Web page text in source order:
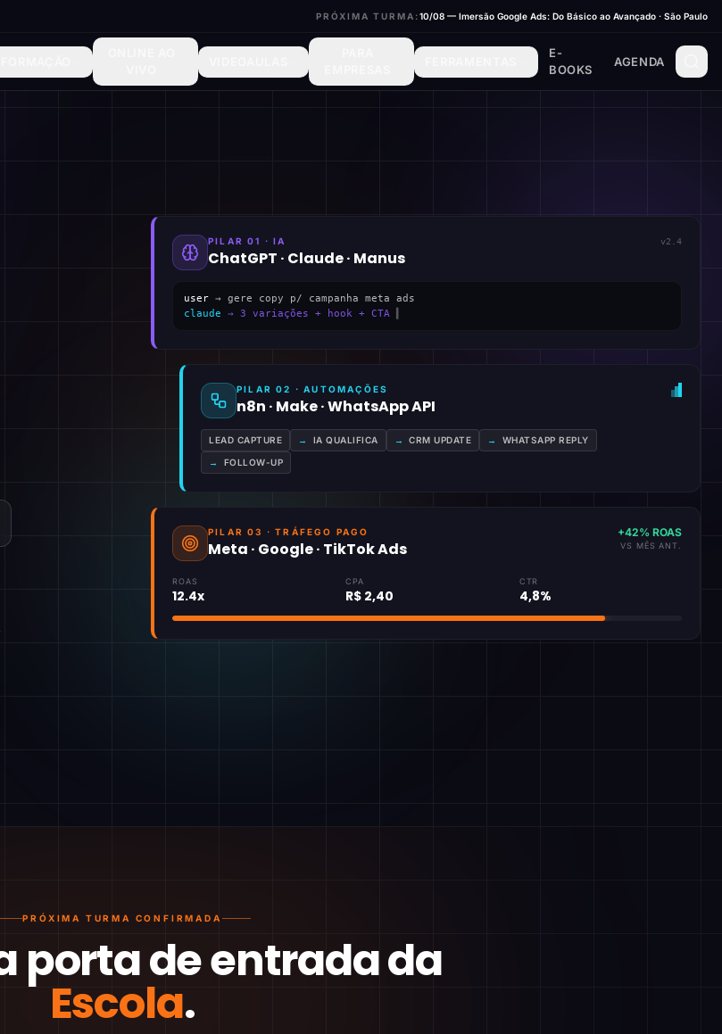
PRÓXIMA TURMA:10/08 — Imersão Google Ads: Do Básico ao Avançado · São Paulo
E-
BOOKS
AGENDA
PILAR 01 · IA
ChatGPT · Claude · Manus
v2.4
user → gere copy p/ campanha meta ads
claude → 3 variações + hook + CTA
PILAR 02 · AUTOMAÇÕES
n8n · Make · WhatsApp API
LEAD CAPTURE → IA QUALIFICA → CRM UPDATE → WHATSAPP REPLY
→ FOLLOW-UP
PILAR 03 · TRÁFEGO PAGO
Meta · Google · TikTok Ads
+42% ROAS
VS MÊS ANT.
ROAS
12.4x
CPA
R$ 2,40
CTR
4,8%
PRÓXIMA TURMA CONFIRMADA
porta de entrada da
Escola.